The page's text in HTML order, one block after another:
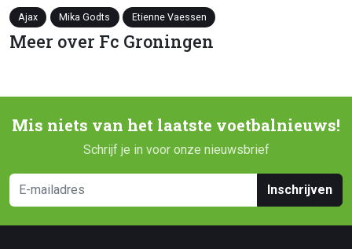
Ajax Mika Godts Etienne Vaessen
Meer over Fc Groningen
Mis niets van het laatste voetbalnieuws!
Schrijf je in voor onze nieuwsbrief
Inschrijven